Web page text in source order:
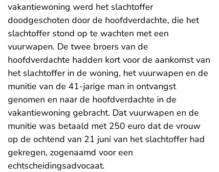
vakantiewoning werd het slachtoffer
doodgeschoten door de hoofdverdachte, die het
slachtoffer stond op te wachten met een
vuurwapen. De twee broers van de
hoofdverdachte hadden kort voor de aankomst van
het slachtoffer in de woning, het vuurwapen en de
munitie van de 41-jarige man in ontvangst
genomen en naar de hoofdverdachte in de
vakantiewoning gebracht. Dat vuurwapen en de
munitie was betaald met 250 euro dat de vrouw
op de ochtend van 21 juni van het slachtoffer had
gekregen, zogenaamd voor een
echtscheidingsadvocaat.